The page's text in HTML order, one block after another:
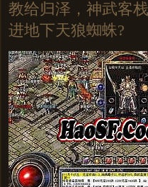
教给归泽，神武客
进地下天狼蜘蛛?